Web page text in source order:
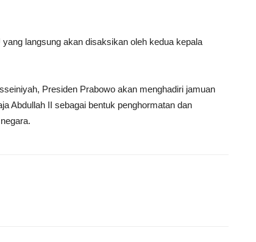
langsung akan disaksikan oleh kedua kepala
Presiden Prabowo akan menghadiri jamuan
Abdullah II sebagai bentuk penghormatan dan